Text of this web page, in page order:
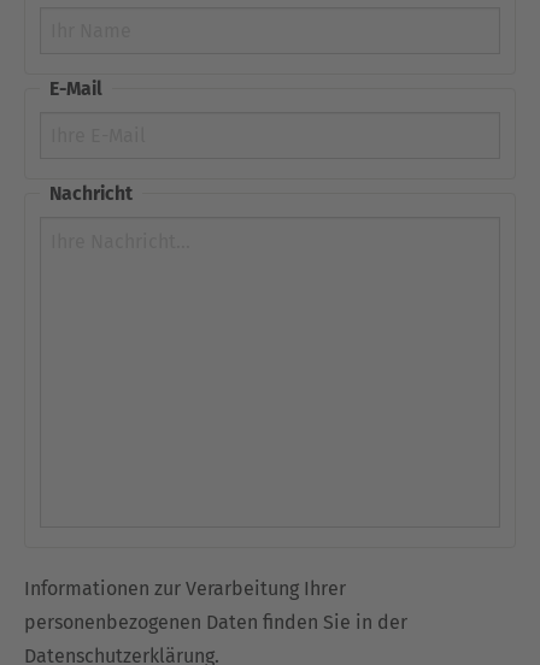
E-Mail
Nachricht
Informationen zur Verarbeitung Ihrer
personenbezogenen Daten finden Sie in der
Datenschutzerklärung.